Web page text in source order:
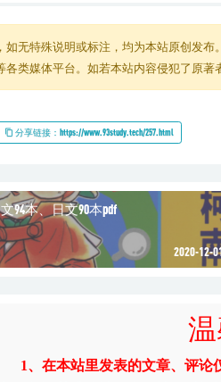
如无特殊说明或标注，均为本站原创发
各类媒体平台。如若本站内容侵犯了原著
分享链接：https://www.93study.tech/257.html
94本、日文90本pdf
2020-12-
温
1、在本站里发表的文章、评论